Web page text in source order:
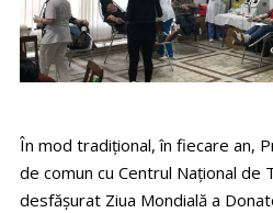
În mod tradiţional, în fiecare an,
de comun cu Centrul Naţional de
desfăşurat Ziua Mondială a